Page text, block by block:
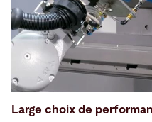
Large choix de